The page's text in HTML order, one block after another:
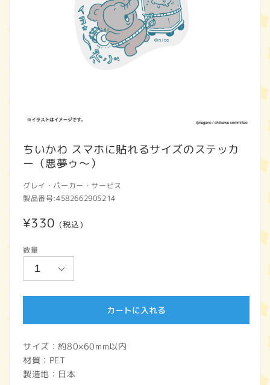
ちいかわ スマホに貼れるサイズのステッカ
ー（悪夢ゥ～）
グレイ・パーカー・サービス
製品番号:4582662905214
通
価
格
¥330 (税込)
数量
カートに入れる
サイズ：約80×60mm以内
材質：PET
製造地：日本